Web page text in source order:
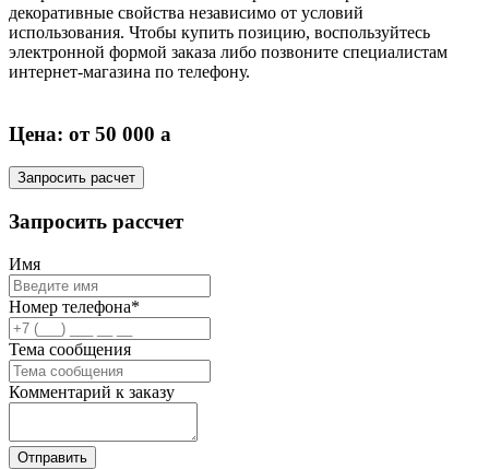
декоративные свойства независимо от условий
использования. Чтобы купить позицию, воспользуйтесь
электронной формой заказа либо позвоните специалистам
интернет-магазина по телефону.
Цена: от 50 000 a
Запросить расчет
Запросить рассчет
Имя
Номер телефона*
Тема сообщения
Комментарий к заказу
Отправить